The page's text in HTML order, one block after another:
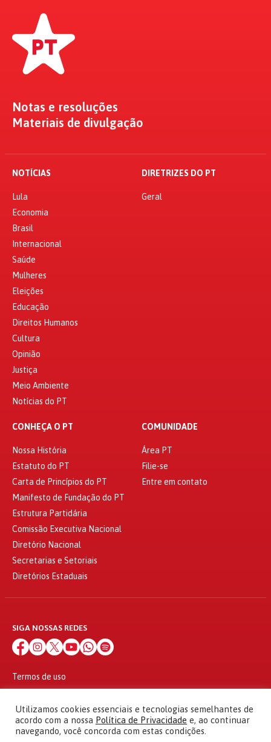
Notas e resoluções
Materiais de divulgação
NOTÍCIAS
Lula
Economia
Brasil
Internacional
Saúde
Mulheres
Eleições
Educação
Direitos Humanos
Cultura
Opinião
Justiça
Meio Ambiente
Notícias do PT
DIRETRIZES DO PT
Geral
CONHEÇA O PT
Nossa História
Estatuto do PT
Carta de Princípios do PT
Manifesto de Fundação do PT
Estrutura Partidária
Comissão Executiva Nacional
Diretório Nacional
Secretarias e Setoriais
Diretórios Estaduais
COMUNIDADE
Área PT
Filie-se
Entre em contato
SIGA NOSSAS REDES
Termos de uso
© 2010 - 2026
Partido dos Trabalhadores Todos os direitos reservados
Utilizamos cookies essenciais e tecnologias semelhantes de
acordo com a nossa Política de Privacidade e, ao continuar
navegando, você concorda com estas condições.